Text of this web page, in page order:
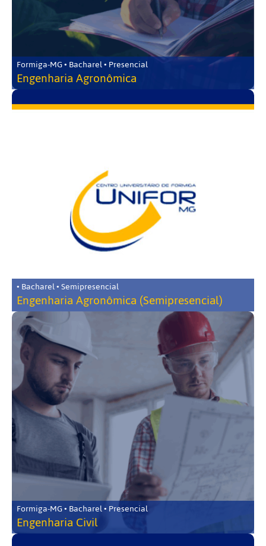
Formiga-MG • Bacharel • Presencial
Engenharia Agronômica
• Bacharel • Semipresencial
Engenharia Agronômica (Semipresencial)
Formiga-MG • Bacharel • Presencial
Engenharia Civil